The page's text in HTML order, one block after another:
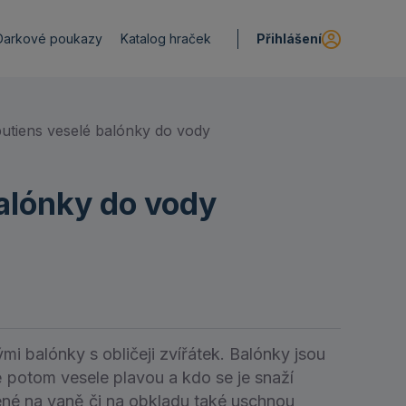
poukazy Katalog hraček Přihlášení
veselé balónky do vody
do vody
balónky s obličeji zvířátek. Balónky jsou
vesele plavou a kdo se je snaží
na vaně či na obkladu také uschnou